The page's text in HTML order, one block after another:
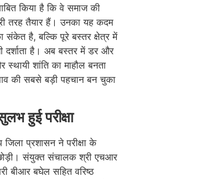
किया है कि वे समाज की
तरह तैयार हैं। उनका यह कदम
संकेत है, बल्कि पूरे बस्तर क्षेत्र में
दर्शाता है। अब बस्तर में डर और
शांति का माहौल बनता
की सबसे बड़ी पहचान बन चुका
हुई परीक्षा
प्रशासन ने परीक्षा के
संयुक्त संचालक श्री एचआर
बीआर बघेल सहित वरिष्ठ